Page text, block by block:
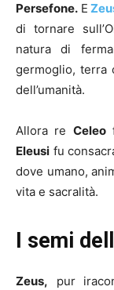
Persefone. E
di tornare
natura di
germoglio, terra
dell’umanità.
Allora re Celeo
Eleusi fu
dove umano,
vita e sacralità.
I semi
Zeus, pur